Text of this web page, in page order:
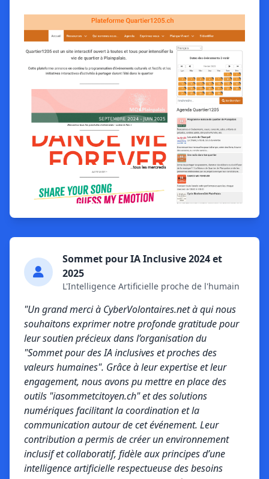
Sommet pour IA Inclusive 2024 et
2025
L'Intelligence Artificielle proche de l'humain
"Un grand merci à CyberVolontaires.net à qui nous
souhaitons exprimer notre profonde gratitude pour
leur soutien précieux dans l’organisation du
"Sommet pour des IA inclusives et proches des
valeurs humaines". Grâce à leur expertise et leur
engagement, nous avons pu mettre en place des
outils "iasommetcitoyen.ch" et des solutions
numériques facilitant la coordination et la
communication autour de cet événement. Leur
contribution a permis de créer un environnement
inclusif et collaboratif, fidèle aux principes d’une
intelligence artificielle respectueuse des besoins